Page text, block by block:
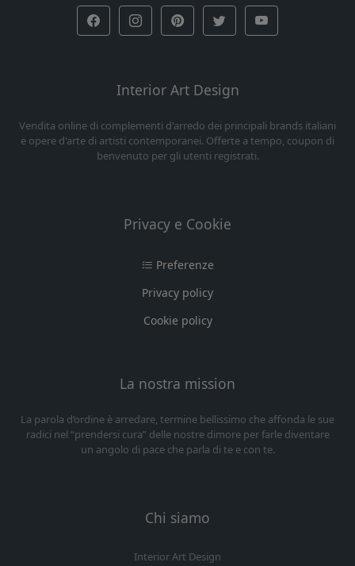
Interior Art Design
Vendita online di complementi d'arredo dei principali brands italiani
e opere d'arte di artisti contemporanei. Offerte a tempo, coupon di
benvenuto per gli utenti registrati.
Privacy e Cookie
Preferenze
Privacy policy
Cookie policy
La nostra mission
La parola d’ordine è arredare, termine bellissimo che affonda le sue
radici nel “prendersi cura” delle nostre dimore per farle diventare
un angolo di pace che parla di te e con te.
Chi siamo
Interior Art Design